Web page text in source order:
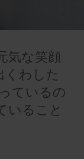
気な笑顔
わした
ているの
いること